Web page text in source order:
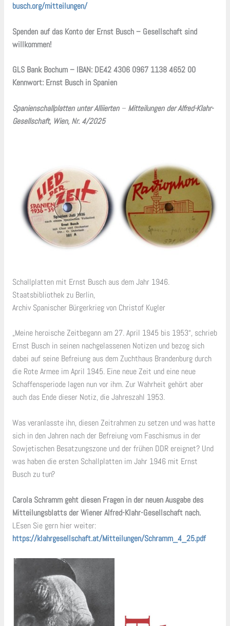
busch.org/mitteilungen/
Spenden auf das Konto der Ernst Busch – Gesellschaft sind
willkommen!
GLS Bank Bochum – IBAN: DE42 4306 0967 1138 4652 00
Kennwort: Ernst Busch in Spanien
Spanienschallplatten unter Alliierten– Mitteilungen der Alfred-Klahr-
Gesellschaft, Wien, Nr. 4/2025
Schallplatten mit Ernst Busch aus dem Jahr 1946.
Staatsbibliothek zu Berlin,
Archiv Spanischer Bürgerkrieg von Christof Kugler
„Meine heroische Zeitbegann am 27. April 1945 bis 1953“, schrieb
Ernst Busch in seinen nachgelassenen Notizen und bezog sich
dabei auf seine Befreiung aus dem Zuchthaus Brandenburg durch
die Rote Armee im April 1945. Eine neue Zeit und eine neue
Schaffensperiode lagen nun vor ihm. Zur Wahrheit gehört aber
auch das Ende dieser Notiz, die Jahreszahl 1953.
Was veranlasste ihn, diesen Zeitrahmen zu setzen und was hatte
sich in den Jahren nach der Befreiung vom Faschismus in der
Sowjetischen Besatzungszone und der frühen DDR ereignet? Und
was haben die ersten Schallplatten im Jahr 1946 mit Ernst
Busch zu tun?
Carola Schramm geht diesen Fragen in der neuen Ausgabe des
Mitteilungsblatts der Wiener Alfred-Klahr-Gesellschaft nach.
LEsen Sie gern hier weiter:
https://klahrgesellschaft.at/Mitteilungen/Schramm_4_25.pdf